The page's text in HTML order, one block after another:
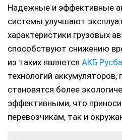
Надежные и эффективные
системы улучшают
характеристики грузовых
способствуют снижению
из таких является АКБ
технологий
становятся более
эффективными, что
перевозчикам, так и